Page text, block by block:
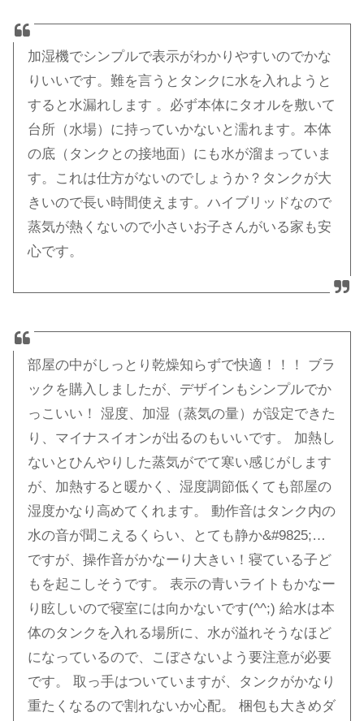
加湿機でシンプルで表示がわかりやすいのでかな
りいいです。難を言うとタンクに水を入れようと
すると水漏れします 。必ず本体にタオルを敷いて
台所（水場）に持っていかないと濡れます。本体
の底（タンクとの接地面）にも水が溜まっていま
す。これは仕方がないのでしょうか？タンクが大
きいので長い時間使えます。ハイブリッドなので
蒸気が熱くないので小さいお子さんがいる家も安
心です。
部屋の中がしっとり乾燥知らずで快適！！！ ブラ
ックを購入しましたが、デザインもシンプルでか
っこいい！ 湿度、加湿（蒸気の量）が設定できた
り、マイナスイオンが出るのもいいです。 加熱し
ないとひんやりした蒸気がでて寒い感じがします
が、加熱すると暖かく、湿度調節低くても部屋の
湿度かなり高めてくれます。 動作音はタンク内の
水の音が聞こえるくらい、とても静か&#9825;…
ですが、操作音がかなーり大きい！寝ている子ど
もを起こしそうです。 表示の青いライトもかなー
り眩しいので寝室には向かないです(^^;) 給水は本
体のタンクを入れる場所に、水が溢れそうなほど
になっているので、こぼさないよう要注意が必要
です。 取っ手はついていますが、タンクがかなり
重たくなるので割れないか心配。 梱包も大きめダ